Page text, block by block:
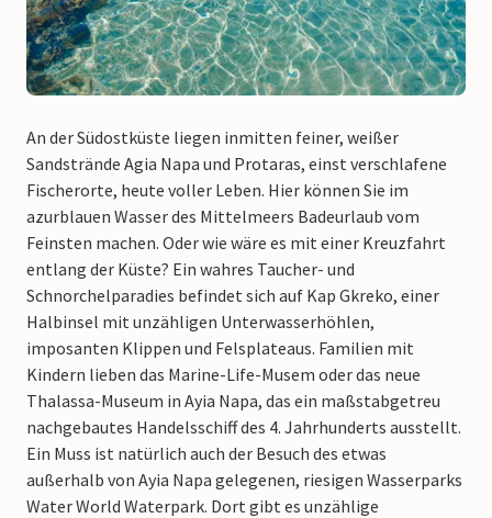
An der Südostküste liegen inmitten feiner, weißer
Sandstrände Agia Napa und Protaras, einst verschlafene
Fischerorte, heute voller Leben. Hier können Sie im
azurblauen Wasser des Mittelmeers Badeurlaub vom
Feinsten machen. Oder wie wäre es mit einer Kreuzfahrt
entlang der Küste? Ein wahres Taucher- und
Schnorchelparadies befindet sich auf Kap Gkreko, einer
Halbinsel mit unzähligen Unterwasserhöhlen,
imposanten Klippen und Felsplateaus. Familien mit
Kindern lieben das Marine-Life-Musem oder das neue
Thalassa-Museum in Ayia Napa, das ein maßstabgetreu
nachgebautes Handelsschiff des 4. Jahrhunderts ausstellt.
Ein Muss ist natürlich auch der Besuch des etwas
außerhalb von Ayia Napa gelegenen, riesigen Wasserparks
Water World Waterpark. Dort gibt es unzählige